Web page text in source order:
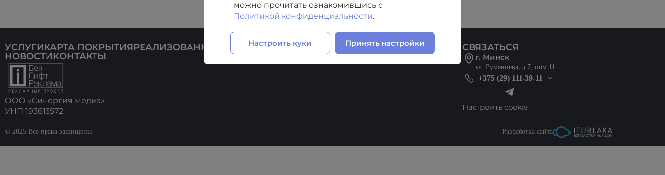
УСЛУГИКАРТА ПОКРЫТИЯРЕАЛИЗОВАННЫЕ ПРОЕКТЫО КОМПАНИИ
НОВОСТИКОНТАКТЫ
ООО «Синергия медиа»
УНП 193613572
СВЯЗАТЬСЯ
г. Минск
ул. Румянцева, д.7, пом.11
+375 (29) 111-39-11
Настроить cookie
© 2025 Все права защищены Разработка сайта
можно прочитать ознакомившись с
Политикой конфиденциальности.
Настроить куки Принять настройки